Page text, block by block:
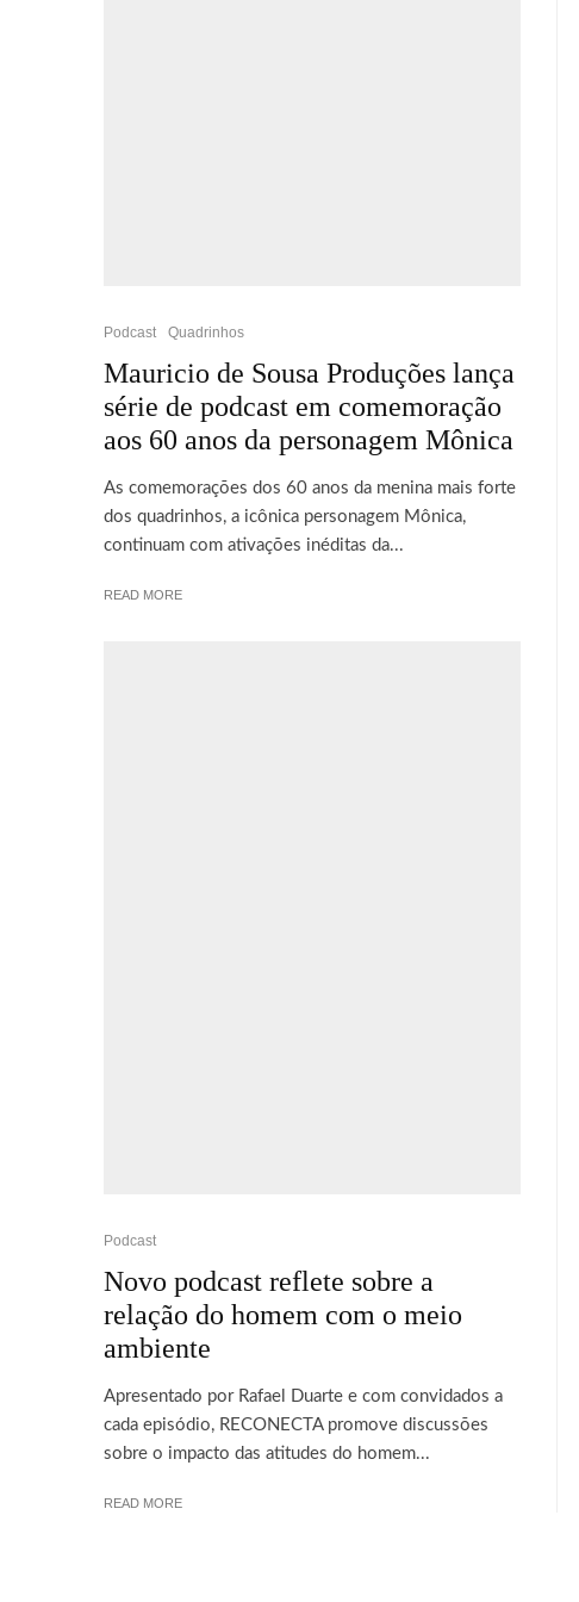
Podcast Quadrinhos
Mauricio de Sousa Produções lança
série de podcast em comemoração
aos 60 anos da personagem Mônica
As comemorações dos 60 anos da menina mais forte
dos quadrinhos, a icônica personagem Mônica,
continuam com ativações inéditas da...
READ MORE
Podcast
Novo podcast reflete sobre a
relação do homem com o meio
ambiente
Apresentado por Rafael Duarte e com convidados a
cada episódio, RECONECTA promove discussões
sobre o impacto das atitudes do homem...
READ MORE
© 2026 Cebola Verde® | Versão 6.0.1 Todos os seus direitos reservados.